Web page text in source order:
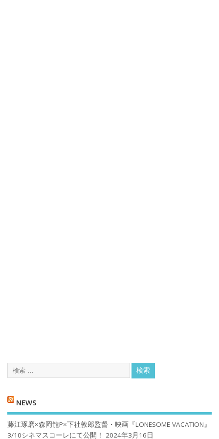
NEWS
藤江琢磨×森岡龍P×下社敦郎監督・映画『LONESOME VACATION』
3/10シネマスコーレにて公開！
2024年3月16日